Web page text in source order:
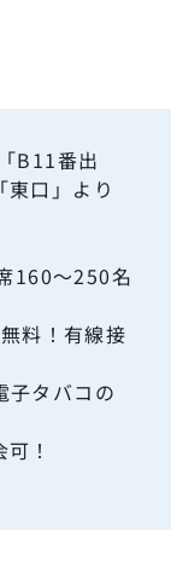
B11番出
口」より
160～250名
料！有線接
子タバコの
！